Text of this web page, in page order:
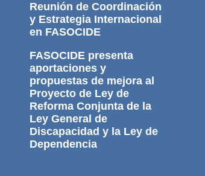
Reunión de Coordinación
y Estrategia Internacional
en FASOCIDE
FASOCIDE presenta
aportaciones y
propuestas de mejora al
Proyecto de Ley de
Reforma Conjunta de la
Ley General de
Discapacidad y la Ley de
Dependencia